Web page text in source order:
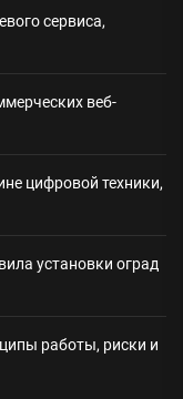
сервиса,
веб-
цифровой техники,
установки оград
работы, риски и